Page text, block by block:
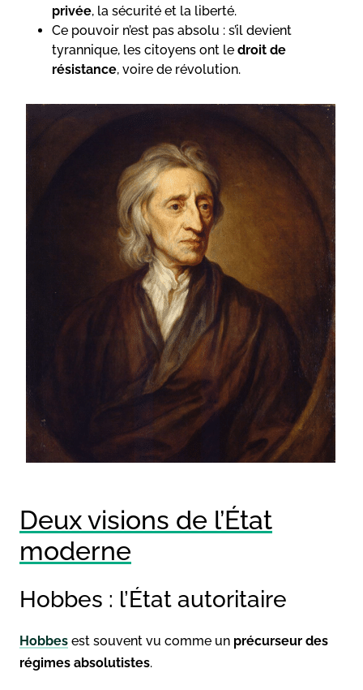
privée, la sécurité et la liberté.
Ce pouvoir n’est pas absolu : s’il devient
tyrannique, les citoyens ont le droit de
résistance, voire de révolution.
Deux visions de l’État
moderne
Hobbes : l’État autoritaire
Hobbes est souvent vu comme un précurseur des
régimes absolutistes.